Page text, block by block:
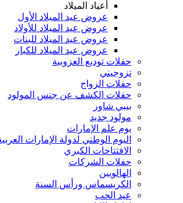
أعياد الميلاد
عروض عيد الميلاد الأول
عروض عيد الميلاد للأولاد
عروض عيد الميلاد للبنات
عروض عيد الميلاد للكبار
حفلات توديع العزوبية
تزوجيني
حفلات الزواج
حفلات الكشف عن جنس المولود
بيبي شاور
مولود جديد
يوم علم الإمارات
اليوم الوطني لدولة الإمارات
الافتتاحات الكبري
حفلات الشركات
الهالويين
الكريسماس ورأس السنة
عيد الحب